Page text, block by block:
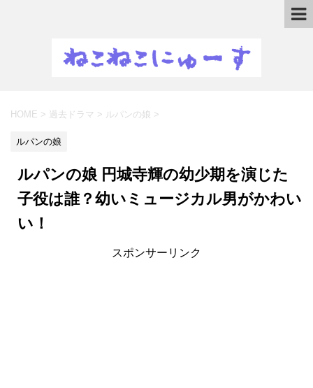
HOME > 過去ドラマ > ルパンの娘 >
ルパンの娘
ルパンの娘 円城寺輝の幼少期を演じた
子役は誰？幼いミュージカル男がかわい
い！
スポンサーリンク